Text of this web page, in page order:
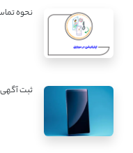
نحوه
ثبت آگهی